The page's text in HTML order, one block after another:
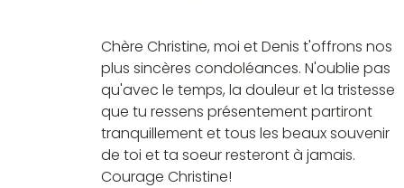
Chère Christine, moi et Denis t'offrons nos
plus sincères condoléances. N'oublie pas
qu'avec le temps, la douleur et la tristesse
que tu ressens présentement partiront
tranquillement et tous les beaux souvenir
de toi et ta soeur resteront à jamais.
Courage Christine!